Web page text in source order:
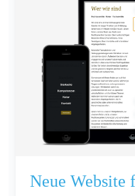
Neue